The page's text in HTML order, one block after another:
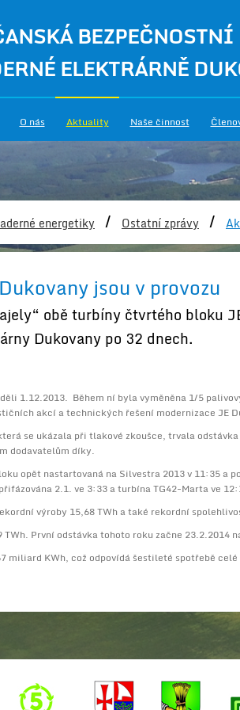
ELEKTRÁRNĚ
O nás Aktuality Naše činnost
energetiky / Ostatní zprávy /
jsou v provozu
obě turbíny čtvrtého bloku
Dukovany po 32 dnech.
1.12.2013. Během ní byla vyměněna 1/5
akcí a technických řešení modernizace JE
se ukázala při tlakové zkoušce, trvala
dodavatelům díky.
opět nastartovaná na Silvestra 2013 v 11:35
2.1. ve 3:33 a turbína TG42-Marta ve
výroby 15,68 TWh a také rekordní
První odstávka tohoto roku začne 23.2.2014
miliard KWh, což odpovídá šestileté spotřebě celé